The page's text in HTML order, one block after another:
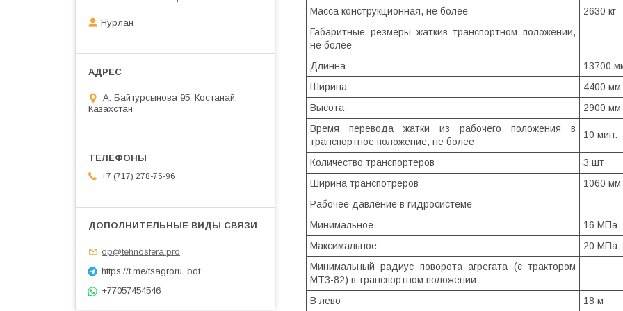
Масса конструкционная, не более
2630 кг
Габаритные резмеры жаткив транспортном положении,
не более
Длинна
13700
Ширина
4400 мм
Высота
2900 мм
Время перевода жатки из рабочего положения в
транспортное положение, не более
10 мин.
Количество транспортеров
3 шт
Ширина транспотреров
1060 мм
Рабочее давление в гидросистеме
Минимальное
16 МПа
Максимальное
20 МПа
Минимальный радиус поворота агрегата (с трактором
МТЗ-82) в транспортном положении
В лево
18 м
Нурлан
А. Байтурсынова 95, Костанай,
Казахстан
+7 (717) 278-75-96
op@tehnosfera.pro
https://t.me/tsagroru_bot
+77057454546